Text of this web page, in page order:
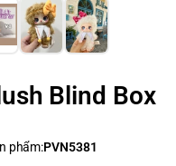
Blind Box
phẩm:PVN5381